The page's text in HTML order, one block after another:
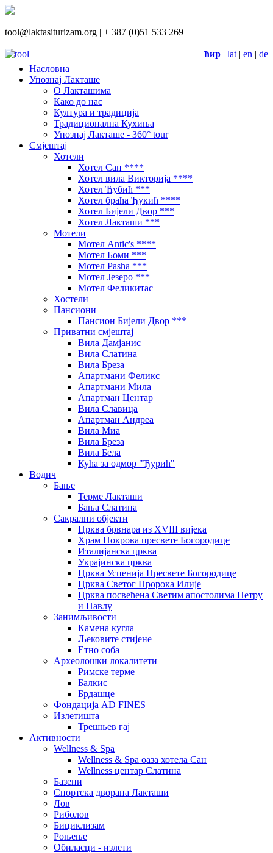
tool@laktasiturizam.org | + 387 (0)51 533 269
ћир | lat | en | de
Насловна
Упознај Лакташе
О Лакташима
Како до нас
Култура и традиција
Традиционална Кухиња
Упознај Лакташе - 360° tour
Смјештај
Хотели
Хотел Сан ****
Хотел вила Викторија ****
Хотел Ћубић ***
Хотел браћа Ђукић ****
Хотел Бијели Двор ***
Хотел Лакташи ***
Мотели
Мотел Antic's ****
Мотел Боми ***
Мотел Pasha ***
Мотел Језеро ***
Мотел Феликитас
Хостели
Пансиони
Пансион Бијели Двор ***
Приватни смјештај
Вила Дамјанис
Вила Слатина
Вила Бреза
Апартмани Феликс
Апартмани Мила
Апартман Центар
Вила Славица
Апартман Андреа
Вила Миа
Вила Бреза
Вила Бела
Кућа за одмор "Ђурић"
Водич
Бање
Терме Лакташи
Бања Слатина
Сакрални објекти
Црква брвнара из XVIII вијека
Храм Покрова пресвете Богородице
Италијанска црква
Украјинска црква
Црква Успенија Пресвете Богородице
Црква Светог Пророка Илије
Црква посвећена Светим апостолима Петру
и Павлу
Занимљивости
Камена кугла
Љековите стијене
Етно соба
Археолошки локалитети
Римске терме
Балкис
Брдашце
Фондација AD FINES
Излетишта
Трешњев гај
Активности
Wellness & Spa
Wellness & Spa оаза хотела Сан
Wellness центар Слатина
Базени
Спортска дворана Лакташи
Лов
Риболов
Бициклизам
Роњење
Обиласци - излети